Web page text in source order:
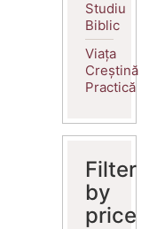
Studiu
Biblic
Viața
Creștină
Practică
Filter
by
price